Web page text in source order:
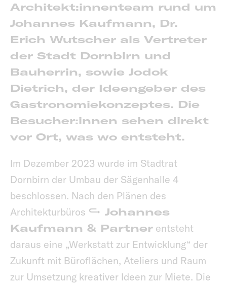
Architekt:innenteam rund um
Johannes Kaufmann, Dr.
Erich Wutscher als Vertreter
der Stadt Dornbirn und
Bauherrin, sowie Jodok
Dietrich, der Ideengeber des
Gastronomiekonzeptes. Die
Besucher:innen sehen direkt
vor Ort, was wo entsteht.
Im Dezember 2023 wurde im Stadtrat
Dornbirn der Umbau der Sägenhalle 4
beschlossen. Nach den Plänen des
Architekturbüros
Johannes
Kaufmann & Partner entsteht
daraus eine „Werkstatt zur Entwicklung“ der
Zukunft mit Büroflächen, Ateliers und Raum
zur Umsetzung kreativer Ideen zur Miete. Die